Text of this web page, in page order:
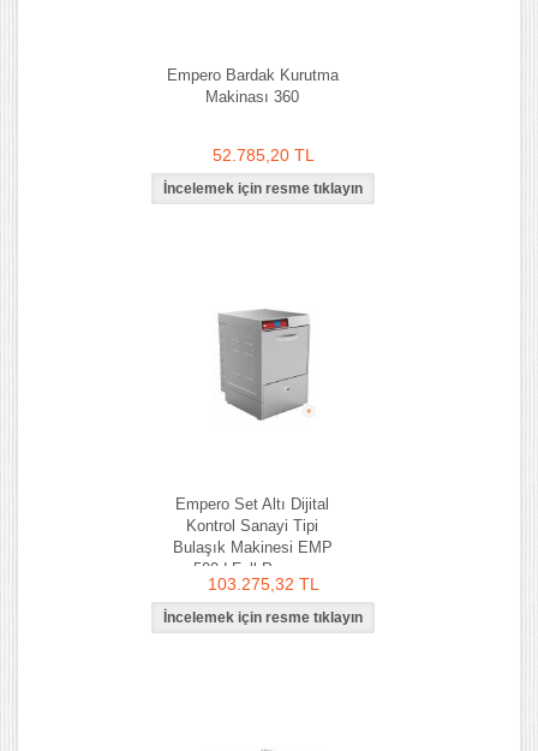
Empero Bardak Kurutma
Makinası 360
52.785,20 TL
Empero Set Altı Dijital
Kontrol Sanayi Tipi
Bulaşık Makinesi EMP
500d Full Pompa
103.275,32 TL